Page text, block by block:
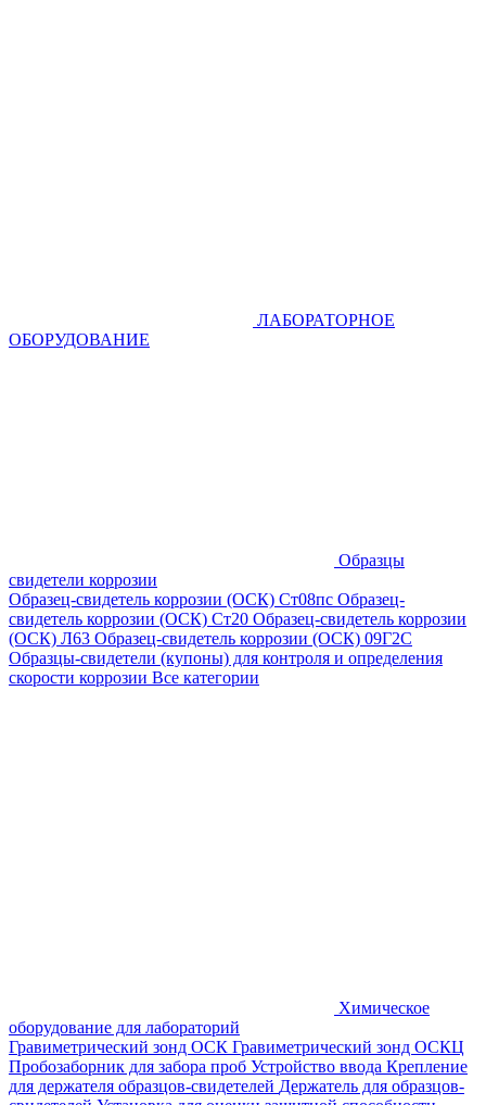
ЛАБОРАТОРНОЕ
ОБОРУДОВАНИЕ
Образцы
свидетели коррозии
Образец-свидетель коррозии (ОСК) Ст08пс Образец-
свидетель коррозии (ОСК) Ст20 Образец-свидетель коррозии
(ОСК) Л63 Образец-свидетель коррозии (ОСК) 09Г2С
Образцы-свидетели (купоны) для контроля и определения
скорости коррозии Все категории
Химическое
оборудование для лабораторий
Гравиметрический зонд ОСК Гравиметрический зонд ОСКЦ
Пробозаборник для забора проб Устройство ввода Крепление
для держателя образцов-свидетелей Держатель для образцов-